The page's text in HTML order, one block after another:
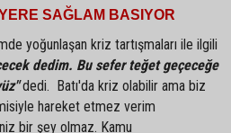
SAĞLAM BASIYOR
yoğunlaşan kriz tartışmaları ile ilgili
dedim. Bu sefer teğet geçeceğe
dedi. Batı'da kriz olabilir ama biz
hareket etmez verim
bir şey olmaz. Kamu